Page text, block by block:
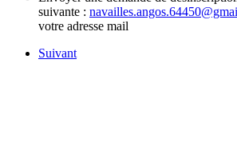
suivante :
votre adresse mail
Suivant